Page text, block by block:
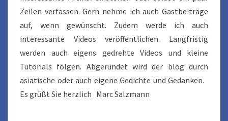
Zeilen verfassen. Gern nehme ich auch Gastbeiträge
auf, wenn gewünscht. Zudem werde ich auch
interessante Videos veröffentlichen. Langfristig
werden auch eigens gedrehte Videos und kleine
Tutorials folgen. Abgerundet wird der blog durch
asiatische oder auch eigene Gedichte und Gedanken.
Es grüßt Sie herzlich Marc Salzmann